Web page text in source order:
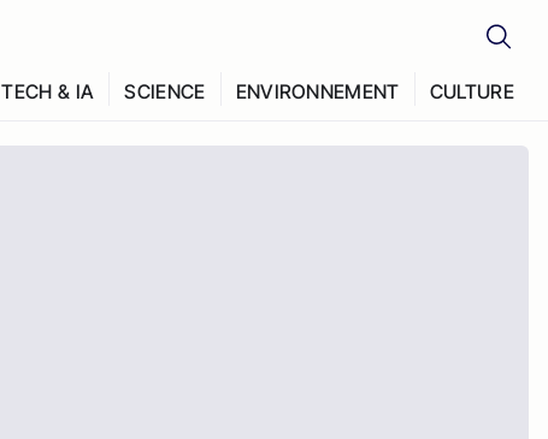
TECH & IA SCIENCE ENVIRONNEMENT CULTURE